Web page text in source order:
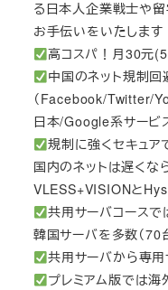
る日本人企業戦士や
お手伝いをいたします
高コスパ！月30元
中国のネット規制
（Facebook/Twitter/
日本/Google系サービ
規制に強くセキュア
国内のネットは遅く
VLESS+VISIONと
共用サーバコース
韓国サーバを多数（70
共用サーバから専用
プレミアム版では